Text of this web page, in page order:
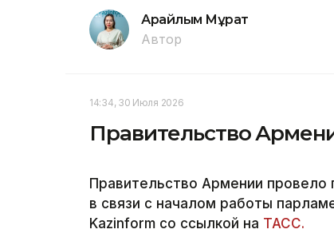
Арайлым Мұрат
Автор
14:34, 30 Июля 2026
Правительство
Правительство Армении
в связи с началом работы
Kazinform со ссылкой на ТАСС.